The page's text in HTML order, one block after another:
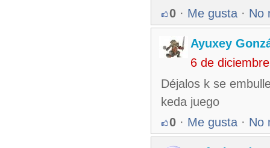
0 · Me gusta · No
Ayuxey
6 de
Déjalos k se
keda juego
0 · Me gusta · No